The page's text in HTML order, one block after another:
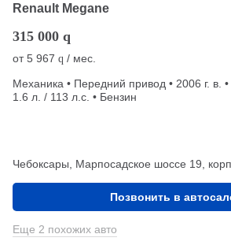
Renault Megane
315 000 q
от5 967 q / мес.
Механика • Передний привод • 2006 г. в.
1.6 л. / 113 л.с. • Бензин
Чебоксары, Марпосадское шоссе 19,
Позвонить в
Еще 2 похожих авто